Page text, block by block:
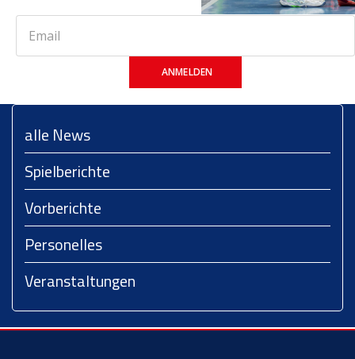
ANMELDEN
alle News
Spielberichte
Vorberichte
Personelles
Veranstaltungen